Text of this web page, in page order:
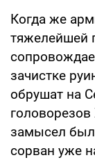
Когда же
тяжелейшей
зачистке
обрушат на
замысел был
сорван уже